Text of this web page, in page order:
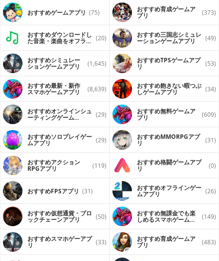
おすすめゲームアプリ (75) おすすめ育成ゲームア
プリ (373)
おすすめダウンロードし
た音楽・楽曲をオフライ (20) おすすめ三国志シミュレ
ーションゲームアプリ (49)
おすすめシミュレー
ションゲームアプリ (1,645) おすすめTPSゲームアプ
リ (53)
おすすめ最新・新作
スマホゲームアプリ (8,639) おすすめ飽きない暇つぶ
しゲームアプリ (34)
おすすめオンラインシュ
ーティングゲーム (29) おすすめ無料ゲームア
プリ (609)
おすすめソロプレイゲー
ムアプリ (29) おすすめ MMORPGアプ
リ (31)
おすすめアクション
RPGアプリ (119) おすすめ格闘ゲームアプ
リ (0)
おすすめFPSアプリ (31) おすすめオフラインゲー
ムアプリ (26)
おすすめ仮想通貨・ブロ
ックチェーンアプリ (50) おすすめ無課金でも楽
しめるスマホゲームア (149)
おすすめスマホゲーアプ
リ (33) おすすめ育成ゲームア
プリ (483)